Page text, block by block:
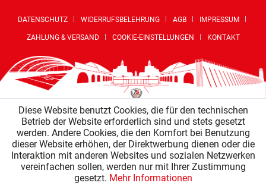
DATENSCHUTZ WIDERRUFSBELEHRUNG AGB IMPRESSUM
ZAHLUNG & VERSAND COOKIE-EINSTELLUNGEN KONTAKT
Diese Website benutzt Cookies, die für den technischen
Betrieb der Website erforderlich sind und stets gesetzt
werden. Andere Cookies, die den Komfort bei Benutzung
dieser Website erhöhen, der Direktwerbung dienen oder die
Interaktion mit anderen Websites und sozialen Netzwerken
vereinfachen sollen, werden nur mit Ihrer Zustimmung
gesetzt. Mehr Informationen